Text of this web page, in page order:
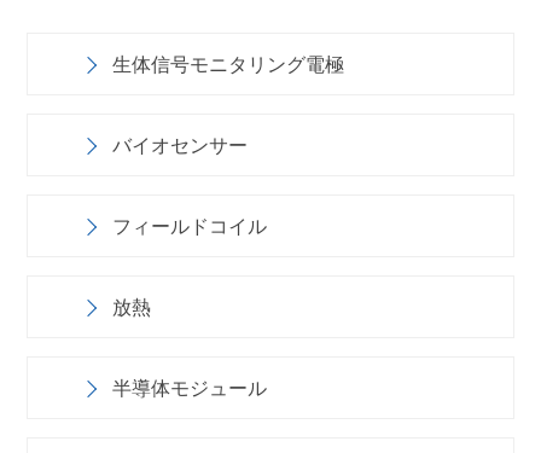
生体信号モニタリング電極
バイオセンサー
フィールドコイル
放熱
半導体モジュール